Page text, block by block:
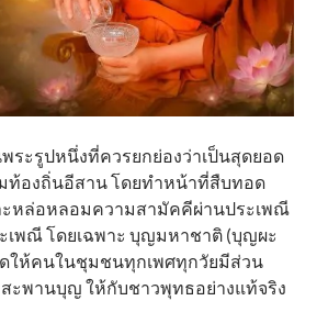
ระรูปหนึ่งที่ควรยกย่องว่าเป็นสุดยอด
องถิ่นอีสาน โดยทำหน้าที่สืบทอด
หล่อหลอมความสามัคคีผ่านประเพณี
เพณี โดยเฉพาะ บุญมหาชาติ (บุญผะ
ให้คนในชุมชนทุกเพศทุกวัยมีส่วน
สะพานบุญ ให้กับชาวพุทธอย่างแท้จริง